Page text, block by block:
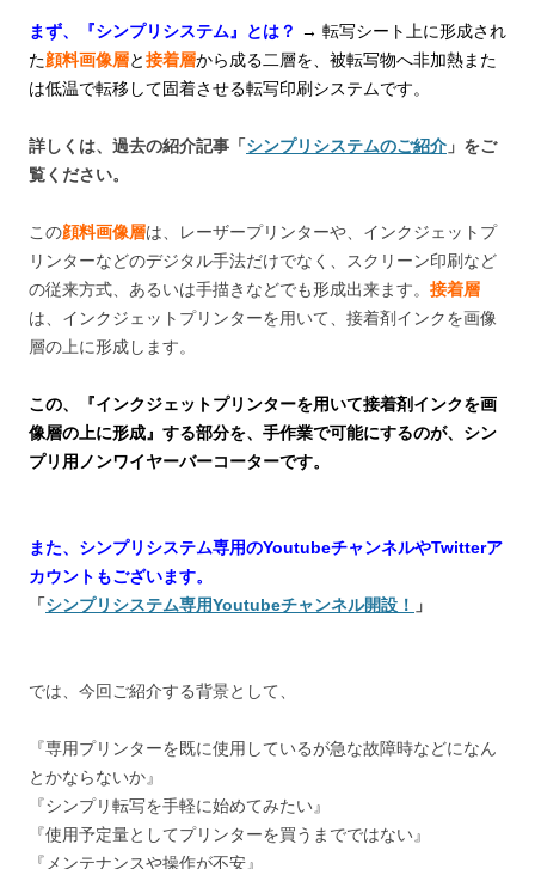
まず、『シンプリシステム』とは？ → 転写シート上に形成され
た顔料画像層と接着層から成る二層を、被転写物へ非加熱また
は低温で転移して固着させる転写印刷システムです。
詳しくは、過去の紹介記事「シンプリシステムのご紹介 」をご
覧ください。
この顔料画像層は、レーザープリンターや、インクジェットプ
リンターなどのデジタル手法だけでなく、スクリーン印刷など
の従来方式、あるいは手描きなどでも形成出来ます。 接着層
は、インクジェットプリンターを用いて、接着剤インクを画像
層の上に形成します。
この、『インクジェットプリンターを用いて接着剤インクを画
像層の上に形成』する部分を、手作業で可能にするのが、シン
プリ用ノンワイヤーバーコーターです。
また、シンプリシステム専用のYoutubeチャンネルやTwitterア
カウントもございます。
「シンプリシステム専用Youtubeチャンネル開設！ 」
では、今回ご紹介する背景として、
『専用プリンターを既に使用しているが急な故障時などになん
とかならないか』
『シンプリ転写を手軽に始めてみたい』
『使用予定量としてプリンターを買うまでではない』
『メンテナンスや操作が不安』